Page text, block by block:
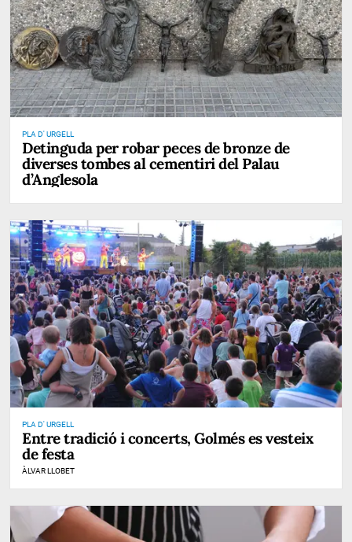
PLA D' URGELL
Detinguda per robar peces de bronze de
diverses tombes al cementiri del Palau
d’Anglesola
PLA D' URGELL
Entre tradició i concerts, Golmés es vesteix
de festa
ÀLVAR LLOBET